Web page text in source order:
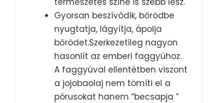
Gyorsan beszívódik, bőrödbe
nyugtatja, lágyítja, ápolja
bőrödet.Szerkezetileg nagyon
hasonlít az emberi faggyúhoz.
A faggyúval ellentétben viszont
a jojobaolaj nem tömíti el a
pórusokat hanem “becsapja ”